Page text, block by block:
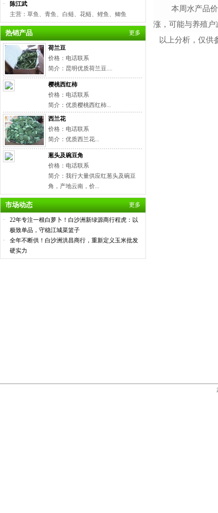
·
陈江武
主营：草鱼、青鱼、白鲢、花鲢、鲤鱼、鲫鱼
热销产品 更多
荷兰豆
价格：电话联系
简介：昆明优质荷兰豆....
樱桃西红柿
价格：电话联系
简介：优质樱桃西红柿...
西兰花
价格：电话联系
简介：优质西兰花...
葱头及碗豆角
价格：电话联系
简介：我行大量供应红葱头及碗豆
角，产地云南，价...
市场动态 更多
·
22年专注一根白萝卜！白沙洲新绿源商行程虎：以
极致单品，守稳江城菜篮子
·
全年不断供！白沙洲洪昌商行，重新定义玉米批发
硬实力
本周水产品
涨，可能与养殖
以上分析，仅供